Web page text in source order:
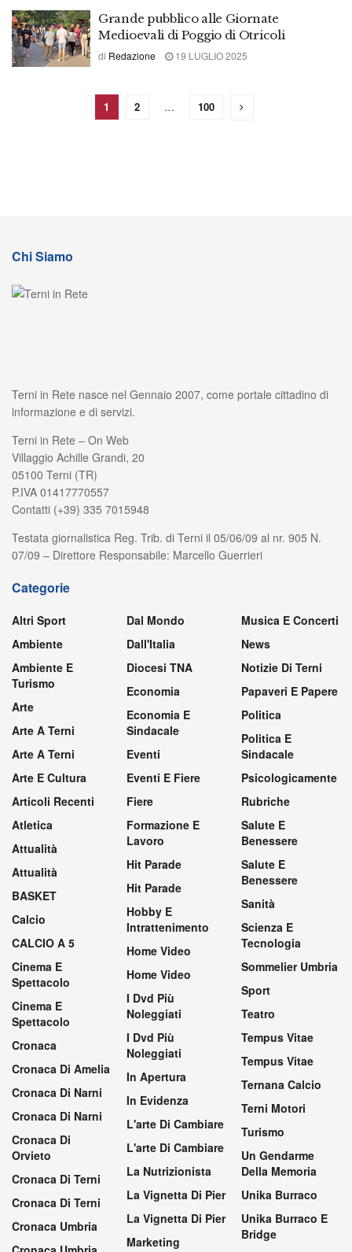
Grande pubblico alle Giornate
Medioevali di Poggio di Otricoli
di Redazione 19 LUGLIO 2025
1 2 … 100
Chi Siamo
Terni in Rete nasce nel Gennaio 2007, come portale cittadino di
informazione e di servizi.
Terni in Rete – On Web
Villaggio Achille Grandi, 20
05100 Terni (TR)
P.IVA 01417770557
Contatti (+39) 335 7015948
Testata giornalistica Reg. Trib. di Terni il 05/06/09 al nr. 905 N.
07/09 – Direttore Responsabile: Marcello Guerrieri
Categorie
Altri Sport
Ambiente
Ambiente E
Turismo
Arte
Arte A Terni
Arte A Terni
Arte E Cultura
Articoli Recenti
Atletica
Attualità
Attualità
BASKET
Calcio
CALCIO A 5
Cinema E
Spettacolo
Cinema E
Spettacolo
Cronaca
Cronaca Di Amelia
Cronaca Di Narni
Cronaca Di Narni
Cronaca Di
Orvieto
Cronaca Di Terni
Cronaca Di Terni
Cronaca Umbria
Dal Mondo
Dall'Italia
Diocesi TNA
Economia
Economia E
Sindacale
Eventi
Eventi E Fiere
Fiere
Formazione E
Lavoro
Hit Parade
Hit Parade
Hobby E
Intrattenimento
Home Video
Home Video
I Dvd Più
Noleggiati
I Dvd Più
Noleggiati
In Apertura
In Evidenza
L'arte Di Cambiare
L'arte Di Cambiare
La Nutrizionista
La Vignetta Di Pier
La Vignetta Di Pier
Marketing
Musica E Concerti
News
Notizie Di Terni
Papaveri E Papere
Politica
Politica E
Sindacale
Psicologicamente
Rubriche
Salute E
Benessere
Salute E
Benessere
Sanità
Scienza E
Tecnologia
Sommelier Umbria
Sport
Teatro
Tempus Vitae
Tempus Vitae
Ternana Calcio
Terni Motori
Turismo
Un Gendarme
Della Memoria
Unika Burraco
Unika Burraco E
Bridge